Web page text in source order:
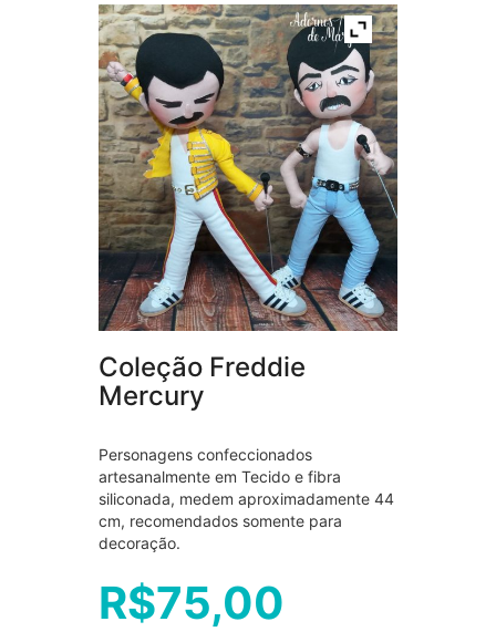
Coleção Freddie
Mercury
Personagens confeccionados
artesanalmente em Tecido e fibra
siliconada, medem aproximadamente 44
cm, recomendados somente para
decoração.
R$75,00